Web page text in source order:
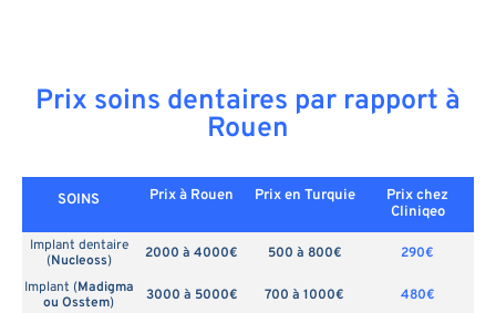
Prix soins dentaires par rapport à
Rouen
SOINS Prix à Rouen Prix en Turquie
Prix chez
Cliniqeo
Implant dentaire
(Nucleoss) 2000 à 4000€ 500 à 800€
290€
Implant (Madigma
ou Osstem) 3000 à 5000€ 700 à 1000€
480€